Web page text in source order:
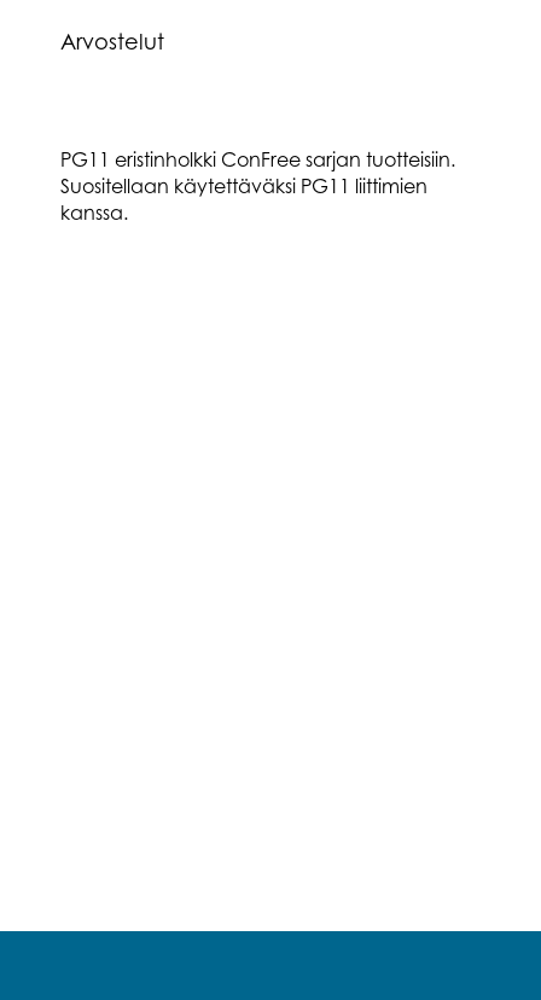
Arvostelut
PG11 eristinholkki ConFree sarjan tuotteisiin.
Suositellaan käytettäväksi PG11 liittimien
kanssa.